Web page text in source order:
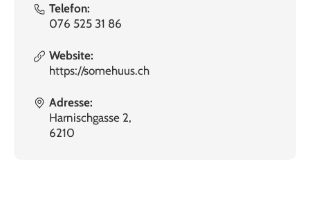
Telefon:
076 525 31 86
Website:
https://somehuus.ch
Adresse:
Harnischgasse 2,
6210